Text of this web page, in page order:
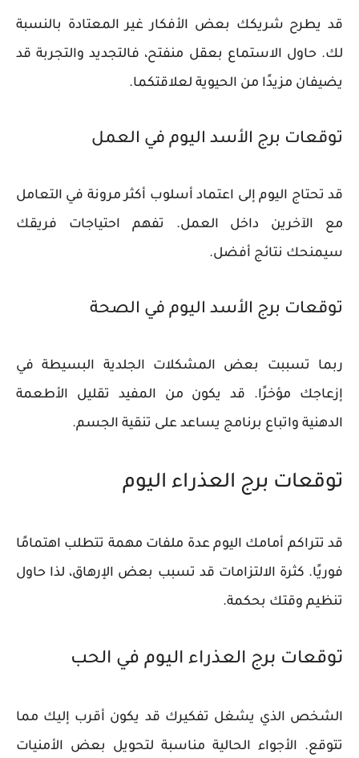
قد يطرح شريكك بعض الأفكار غير المعتادة بالنسبة
لك. حاول الاستماع بعقل منفتح، فالتجديد والتجربة قد
يضيفان مزيدًا من الحيوية لعلاقتكما.
توقعات برج الأسد اليوم في العمل
قد تحتاج اليوم إلى اعتماد أسلوب أكثر مرونة في التعامل
مع الآخرين داخل العمل. تفهم احتياجات فريقك
سيمنحك نتائج أفضل.
توقعات برج الأسد اليوم في الصحة
ربما تسببت بعض المشكلات الجلدية البسيطة في
إزعاجك مؤخرًا. قد يكون من المفيد تقليل الأطعمة
الدهنية واتباع برنامج يساعد على تنقية الجسم.
توقعات برج العذراء اليوم
قد تتراكم أمامك اليوم عدة ملفات مهمة تتطلب اهتمامًا
فوريًا. كثرة الالتزامات قد تسبب بعض الإرهاق، لذا حاول
تنظيم وقتك بحكمة.
توقعات برج العذراء اليوم في الحب
الشخص الذي يشغل تفكيرك قد يكون أقرب إليك مما
تتوقع. الأجواء الحالية مناسبة لتحويل بعض الأمنيات